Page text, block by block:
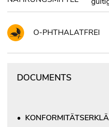
O-PHTHALATFREI
DOCUMENTS